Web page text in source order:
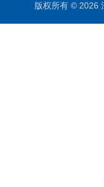
版权所有 ©